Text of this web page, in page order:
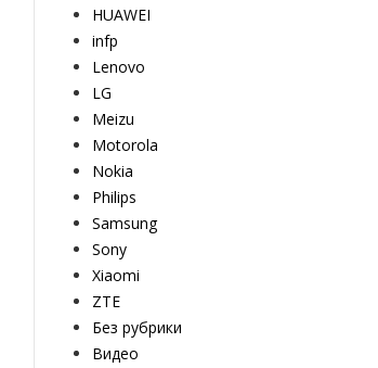
HUAWEI
infp
Lenovo
LG
Meizu
Motorola
Nokia
Philips
Samsung
Sony
Xiaomi
ZTE
Без рубрики
Видео